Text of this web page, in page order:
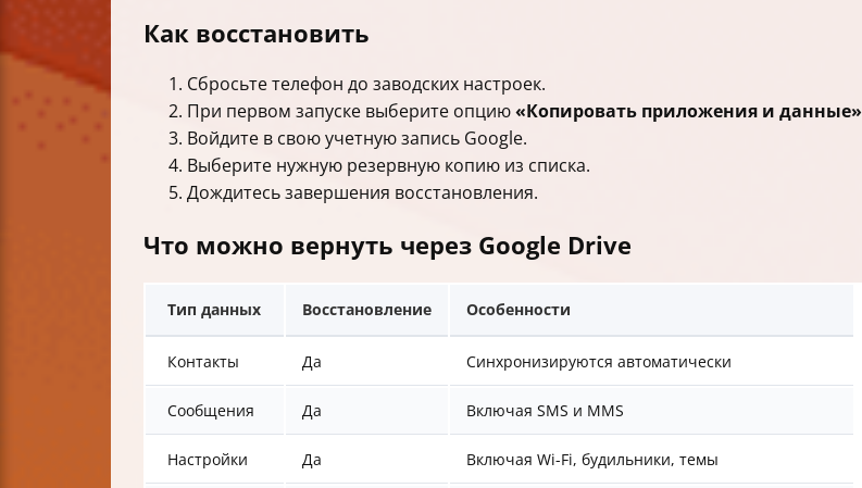
Как восстановить
Сбросьте телефон до заводских настроек.
При первом запуске выберите опцию«Копировать приложения и данные»
Войдите в свою учетную запись Google.
Выберите нужную резервную копию из списка.
Дождитесь завершения восстановления.
Что можно вернуть через Google Drive
Тип данных Восстановление Особенности
Контакты Да Синхронизируются автоматически
Сообщения Да Включая SMS и MMS
Настройки Да Включая Wi-Fi, будильники, темы